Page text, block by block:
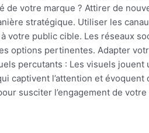
votre marque ? Attirer de
stratégique. Utiliser les
votre public cible. Les réseaux
options pertinentes. Adapter
percutants : Les visuels jouent
captivent l’attention et évoquent
susciter l’engagement de